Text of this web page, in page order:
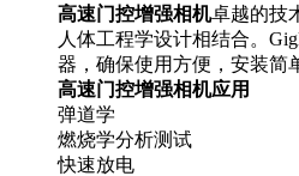
高速门控增强相机卓越的技
人体工程学设计相结合。
器，确保使用方便，安装简
高速门控增强相机应用
弹道学
燃烧学分析测试
快速放电